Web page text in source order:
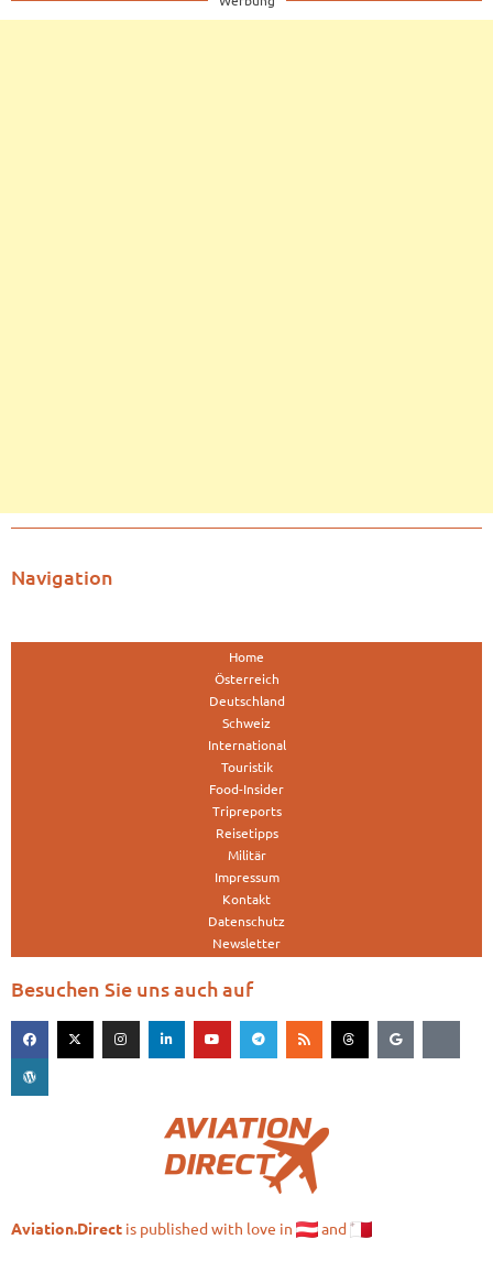
Navigation
Home
Österreich
Deutschland
Schweiz
International
Touristik
Food-Insider
Tripreports
Reisetipps
Militär
Impressum
Kontakt
Datenschutz
Newsletter
Besuchen Sie uns auch auf
Aviation.Direct is published with love in and